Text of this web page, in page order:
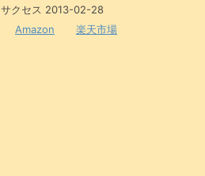
サクセス 2013-02-28
Amazon
楽天市場